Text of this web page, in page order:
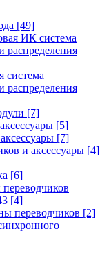
[49]
ИК система
распределения
система
распределения
[7]
[5]
[7]
и аксессуары [4]
[6]
[4]
переводчиков [2]